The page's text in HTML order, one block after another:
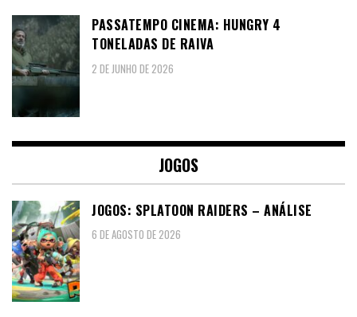
PASSATEMPO CINEMA: HUNGRY 4
TONELADAS DE RAIVA
2 DE JUNHO DE 2026
JOGOS
JOGOS: SPLATOON RAIDERS – ANÁLISE
6 DE AGOSTO DE 2026